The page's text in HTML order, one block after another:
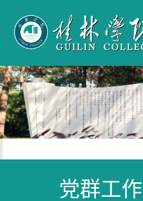
党群工作
当前位置：首页